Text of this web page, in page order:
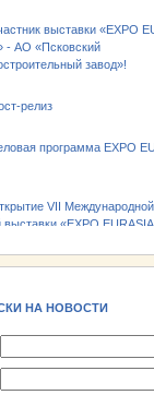
- АО «Псковский
завод»!
«EXPO EURASIA
НА НОВОСТИ